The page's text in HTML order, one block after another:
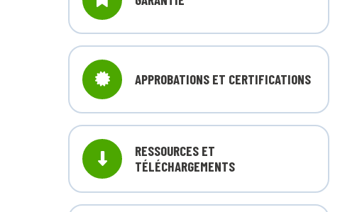
APPROBATIONS ET CERTIFICATIONS
RESSOURCES ET
TÉLÉCHARGEMENTS